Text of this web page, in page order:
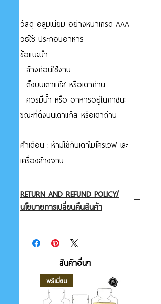
วัสดุ อลูมิเนียม อย่างหนาเกรด AAA
วิธีใช้ ประกอบอาหาร
ข้อแนะนำ
- ล้างก่อนใช้งาน
- ตั้งบนเตาแก๊ส หรือเตาถ่าน
- ควรมีน้ำ หรือ อาหารอยู่ในภาชนะ
ขณะที่ตั้งบนเตาแก๊ส หรือเตาถ่าน
คำเตือน : ห้ามใช้กับเตาไมโครเวฟ เละ
เครื่องล้างจาน
RETURN AND REFUND POLICY/
นโยบายการเปลี่ยนคืนสินค้า
สินค้าที่ทางร้านจัดส่งให้ทางสาย @ id line:
@shopchamuchหรือช่องทางinbox
facebook fanpage: Shopchamuch โดย
ไม่มีค่าใช้จ่ายการส่งสินค้า(ถ้าสินค้ามีน้ำหนัก
เกิน 2 กก.)ระยะเวลาการจัดส่ง 5-7 วันโดย
สินค้าอื่นๆ
พรีเมี่ยม